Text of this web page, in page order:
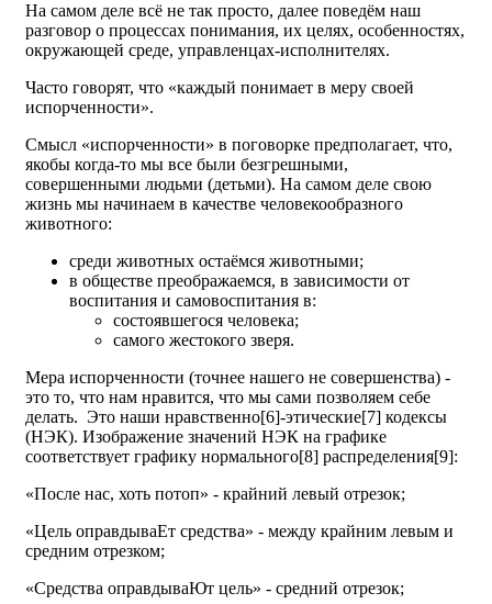
На самом деле всё не так просто, далее поведём наш
разговор о процессах понимания, их целях, особенностях,
окружающей среде, управленцах-исполнителях.
Часто говорят, что «каждый понимает в меру своей
испорченности».
Смысл «испорченности» в поговорке предполагает, что,
якобы когда-то мы все были безгрешными,
совершенными людьми (детьми). На самом деле свою
жизнь мы начинаем в качестве человекообразного
животного:
среди животных остаёмся животными;
в обществе преображаемся, в зависимости от
воспитания и самовоспитания в:
состоявшегося человека;
самого жестокого зверя.
Мера испорченности (точнее нашего не совершенства) -
это то, что нам нравится, что мы сами позволяем себе
делать. Это наши нравственно[6]-этические[7] кодексы
(НЭК). Изображение значений НЭК на графике
соответствует графику нормального[8] распределения[9]:
«После нас, хоть потоп» - крайний левый отрезок;
«Цель оправдываЕт средства» - между крайним левым и
средним отрезком;
«Средства оправдываЮт цель» - средний отрезок;